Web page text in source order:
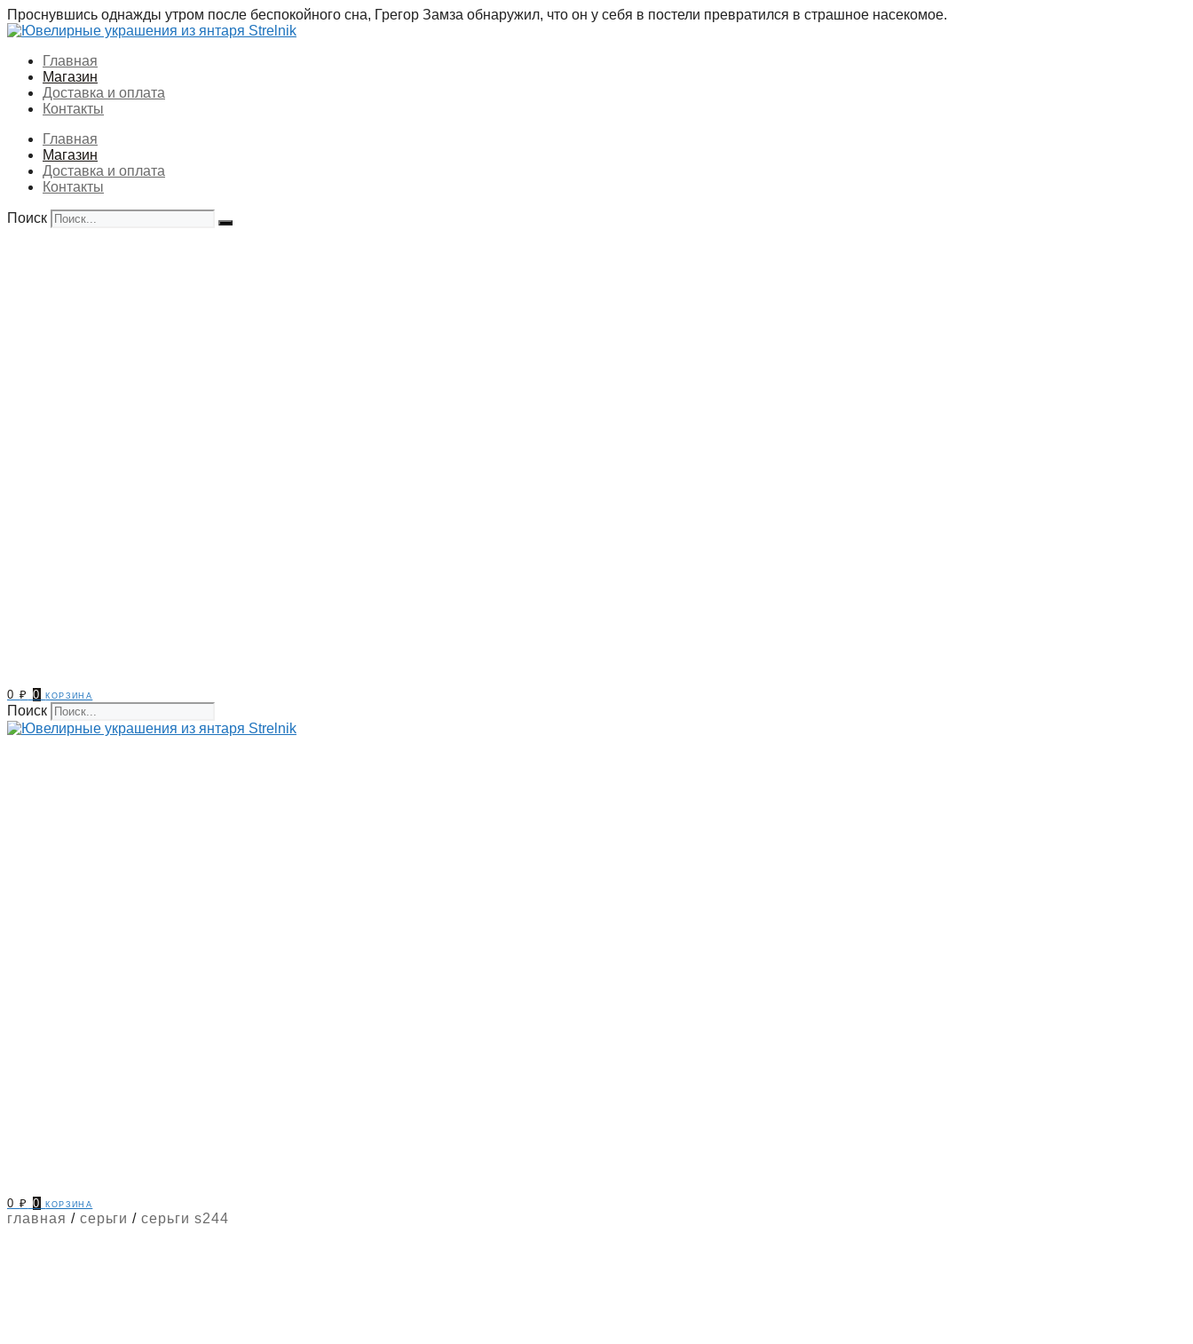
Перейти
к
Проснувшись однажды утром после беспокойного сна, Грегор Замза обнаружил, что он у себя в постели превратился в страшное насекомое.
Главная
Магазин
Доставка и оплата
Контакты
Главная
Магазин
Доставка и оплата
Контакты
Поиск
0₽ 0 корзина
Поиск
0₽ 0 корзина
главная / серьги /серьги s244